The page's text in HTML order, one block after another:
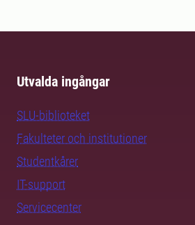
Utvalda ingångar
SLU-biblioteket
Fakulteter och institutioner
Studentkårer
IT-support
Servicecenter